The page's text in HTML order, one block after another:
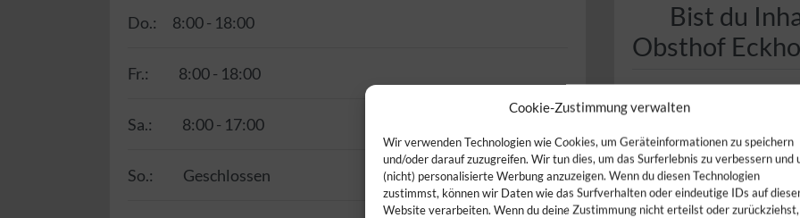
Cookie-Zustimmung verwalten
Wir verwenden Technologien wie Cookies, um Geräteinformationen zu speichern
und/oder darauf zuzugreifen. Wir tun dies, um das Surferlebnis zu verbessern und
(nicht) personalisierte Werbung anzuzeigen. Wenn du diesen Technologien
zustimmst, können wir Daten wie das Surfverhalten oder eindeutige IDs auf
Website verarbeiten. Wenn du deine Zustimmung nicht erteilst oder zurückziehst,
Do.: 8:00 - 18:00
Fr.: 8:00 - 18:00
Sa.: 8:00 - 17:00
So.: Geschlossen
Bist du
Obsthof